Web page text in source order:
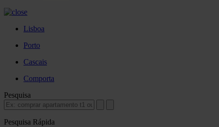
Lisboa
Porto
Cascais
Comporta
Pesquisa
Pesquisa Rápida